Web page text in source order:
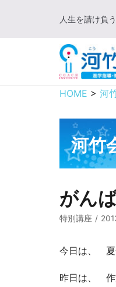
人生を請け負
HOME > 河
河竹
がん
特別講座
今日は、 夏
昨日は、 作